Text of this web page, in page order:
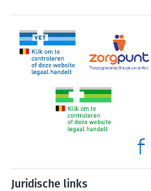
Juridische links